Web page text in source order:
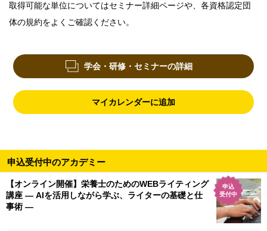
取得可能な単位についてはセミナー詳細ページや、各資格認定団
体の規約をよくご確認ください。
学会・研修・セミナーの詳細
マイカレンダーに追加
申込受付中のアカデミー
【オンライン開催】栄養士のためのWEBライティング
講座 ― AIを活用しながら学ぶ、ライターの基礎と仕
事術 ―
申込
受付中